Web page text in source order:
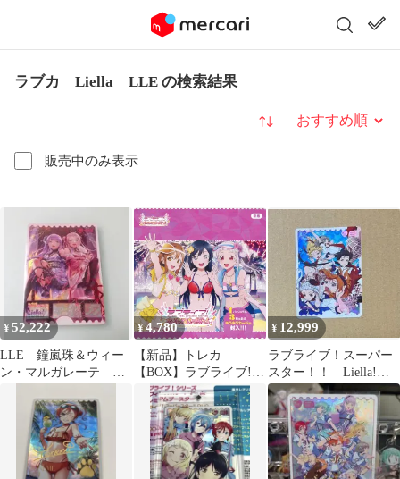
ラブカ Liella LLE の検索結果
販売中のみ表示
並び替え
¥52,222
LLE 鐘嵐珠＆ウィー
ン・マルガレーテ ラ
MOMENT
¥4,780
【新品】トレカ
【BOX】ラブライブ!シ
リーズ オフィシャルカ
ードゲーム ブースター
パック MELLOW
MOMENT
¥ 12,999
ラブライブ！スーパー
スター！！ Liella!
ラブカ LLE